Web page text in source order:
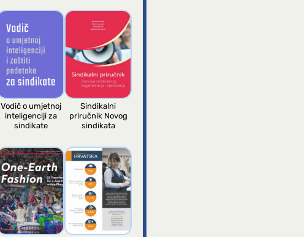
Vodič o umjetnoj
inteligenciji za
sindikate
Sindikalni
priručnik Novog
sindikata